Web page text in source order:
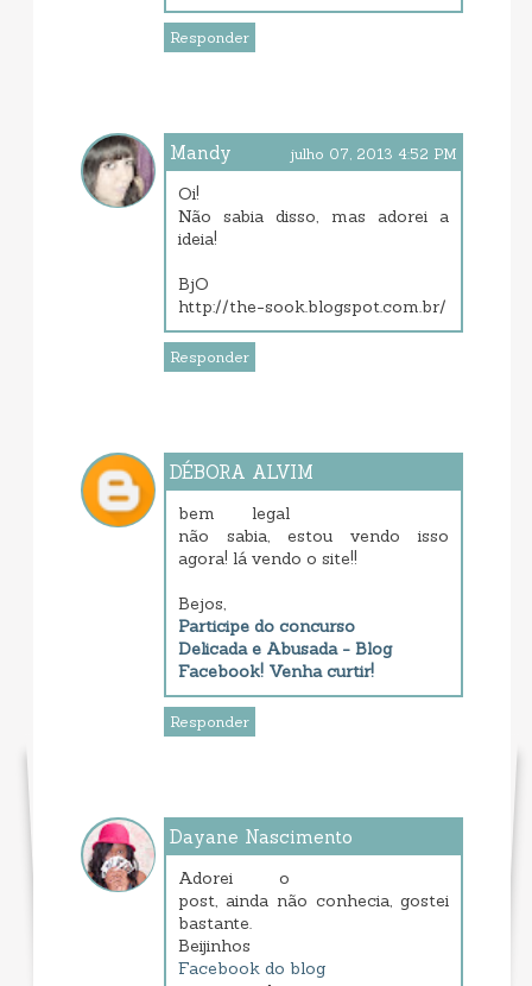
Responder
Mandy julho 07, 2013 4:52 PM
Oi!
Não sabia disso, mas adorei a
ideia!
BjO
http://the-sook.blogspot.com.br/
Responder
DÉBORA ALVIM
bem legal
não sabia, estou vendo isso
agora! lá vendo o site!!
Bejos,
Participe do concurso
Delicada e Abusada - Blog
Facebook! Venha curtir!
Responder
Dayane Nascimento
Adorei o
post, ainda não conhecia, gostei
bastante.
Beijinhos
Facebook do blog